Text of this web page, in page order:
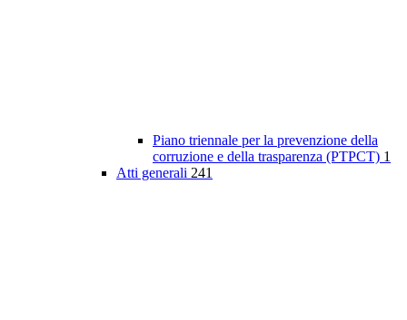
Piano triennale per la prevenzione della
corruzione e della trasparenza (PTPCT) 1
Atti generali 241